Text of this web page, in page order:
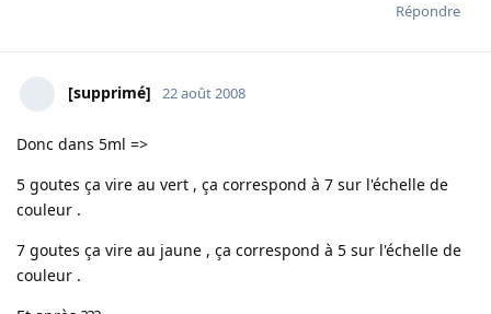
Répondre
[supprimé] 22 août 2008
Donc dans 5ml =>
5 goutes ça vire au vert , ça correspond à 7 sur l'échelle de
couleur .
7 goutes ça vire au jaune , ça correspond à 5 sur l'échelle de
couleur .